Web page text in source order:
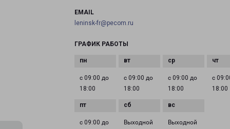
EMAIL
leninsk-fr@pecom.ru
ГРАФИК РАБОТЫ
с 09:00 до
18:00
с 09:00 до
18:00
с 09:00 до
18:00
с
18:00
с 09:00 до
Выходной Выходной